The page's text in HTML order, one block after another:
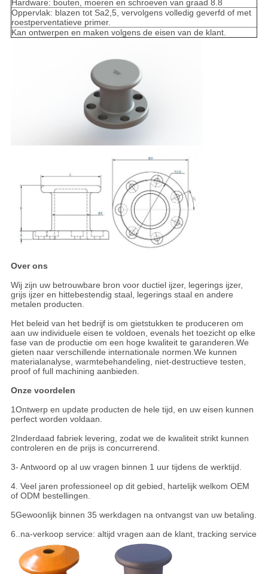
Hardware: bouten, moeren en schroeven van graad 8.8
Oppervlak: blazen tot Sa2,5, vervolgens volledig geverfd of met
roestperventatieve primer.
Kan ontwerpen en maken volgens de eisen van de klant.
Over ons
Wij zijn uw betrouwbare bron voor ductiel ijzer, legerings ijzer,
grijs ijzer en hittebestendig staal, legerings staal en andere
metalen producten.
Het beleid van het bedrijf is om gietstukken te produceren om
aan uw individuele eisen te voldoen, evenals het toezicht op elke
fase van de productie om een hoge kwaliteit te garanderen.We
gieten naar verschillende internationale normen.We kunnen
materialanalyse, warmtebehandeling, niet-destructieve testen,
proof of full machining aanbieden.
Onze voordelen
1Ontwerp en update producten de hele tijd, en uw eisen kunnen
perfect worden voldaan.
2Inderdaad fabriek levering, zodat we de kwaliteit strikt kunnen
controleren en de prijs is concurrerend.
3- Antwoord op al uw vragen binnen 1 uur tijdens de werktijd.
4. Veel jaren professioneel op dit gebied, hartelijk welkom OEM
of ODM bestellingen.
5Gewoonlijk binnen 35 werkdagen na ontvangst van uw betaling.
6..na-verkoop service: altijd vragen aan de klant, tracking service